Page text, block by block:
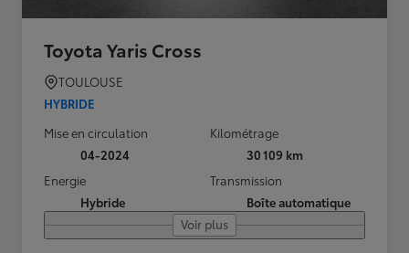
Toyota Yaris Cross
TOULOUSE
HYBRIDE
Mise en circulation
04-2024
Kilométrage
30 109 km
Energie
Hybride
Transmission
Boîte automatique
Voir plus